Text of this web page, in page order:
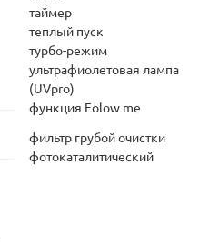
таймер
теплый пуск
турбо-режим
ультрафиолетовая лампа
(UVpro)
функция Folow me
фильтр грубой очистки
фотокаталитический